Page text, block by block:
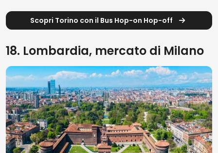
Scopri Torino con il Bus Hop-on Hop-off
18. Lombardia, mercato di Milano